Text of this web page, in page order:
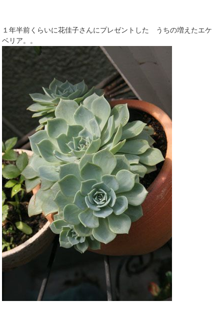
１年半前くらいに花佳子さんにプレゼントした うちの増えたエケ
ベリア。。